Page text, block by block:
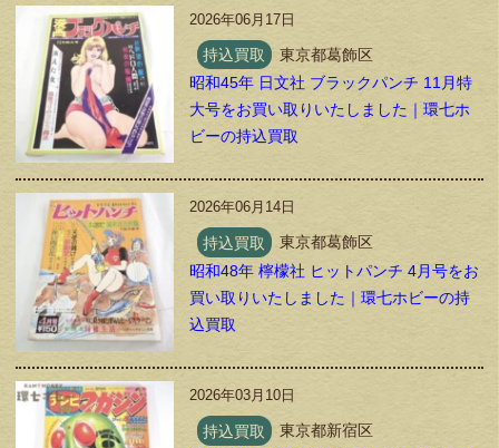
2026年06月17日
持込買取
東京都葛飾区
昭和45年 日文社 ブラックパンチ 11月特
大号をお買い取りいたしました｜環七ホ
ビーの持込買取
2026年06月14日
持込買取
東京都葛飾区
昭和48年 檸檬社 ヒットパンチ 4月号をお
買い取りいたしました｜環七ホビーの持
込買取
2026年03月10日
持込買取
東京都新宿区